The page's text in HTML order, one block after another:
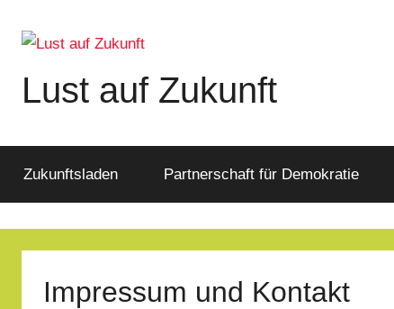
Inhalt
Lust auf Zukunft
Partnerschaft
für
Zukunftsladen Partnerschaft für Demokratie
Impressum und Kontakt